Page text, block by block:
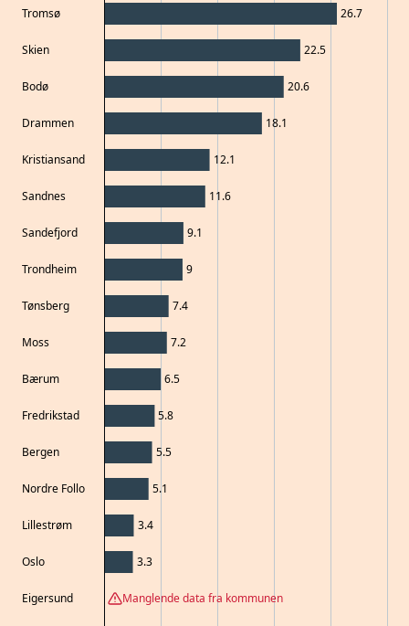
Tromsø
Skien
Bodø
Drammen
Kristiansand
Sandnes
Sandefjord
Trondheim
Tønsberg
Moss
Bærum
Fredrikstad
Bergen
Nordre Follo
Lillestrøm
Oslo
Eigersund
26.7
22.5
20.6
18.1
12.1
11.6
9.1
9
7.4
7.2
6.5
5.8
5.5
5.1
3.4
3.3
Manglende data fra kommunen